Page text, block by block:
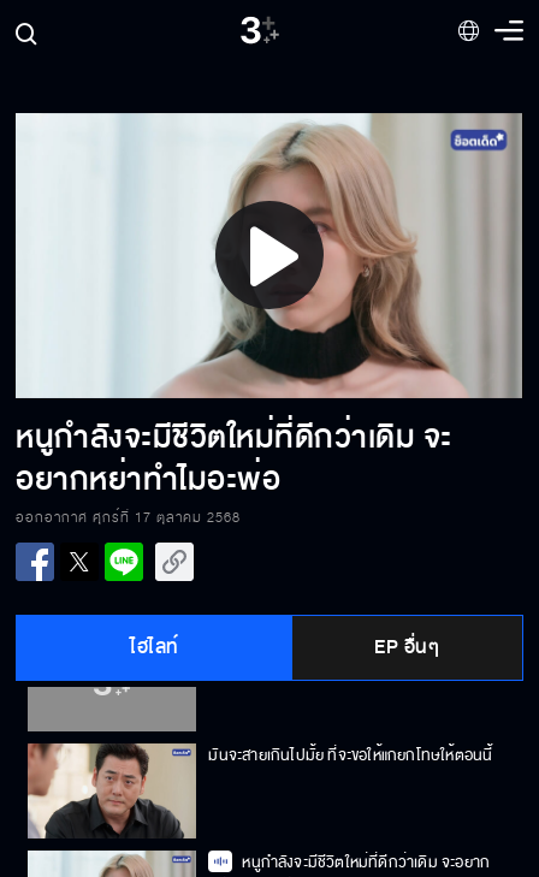
Play
Video
หนูกำลังจะมีชีวิตใหม่ที่ดีกว่าเดิม จะ
อยากหย่าทำไมอะพ่อ
ออกอากาศ ศุกร์ที่ 17 ตุลาคม 2568
ไฮไลท์ EP อื่นๆ
กว่าจะได้มารักกัน ไม่ใช่เรื่องง่ายเลย
บอกว่าสวยก็คงไม่รอด ถ้าบอกไม่สวยก็ผิดศีลข้อ
เราจะใช้ชีวิตที่เหลือไปด้วยกันนะ
มันจะสายเกินไปมั้ย ที่จะขอให้แกยกโทษให้ตอนนี้
หนูกำลังจะมีชีวิตใหม่ที่ดีกว่าเดิม จะอยาก